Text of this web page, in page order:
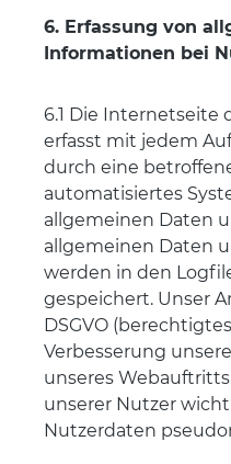
6. Erfassung von
Informationen bei
6.1 Die Internetseite
erfasst mit jedem
durch eine
automatisiertes
allgemeinen Daten
allgemeinen Daten
werden in den
gespeichert. Unser
DSGVO
Verbesserung
unseres
unserer Nutzer
Nutzerdaten